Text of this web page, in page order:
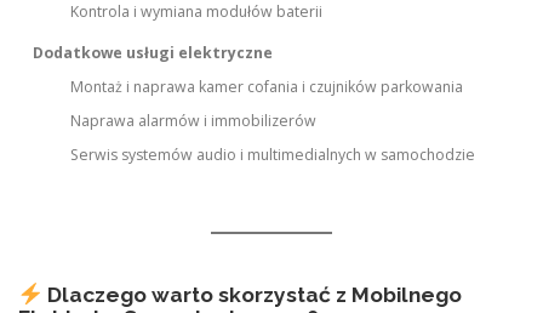
Kontrola i wymiana modułów baterii
Dodatkowe usługi elektryczne
Montaż i naprawa kamer cofania i czujników parkowania
Naprawa alarmów i immobilizerów
Serwis systemów audio i multimedialnych w samochodzie
Dlaczego warto skorzystać z Mobilnego